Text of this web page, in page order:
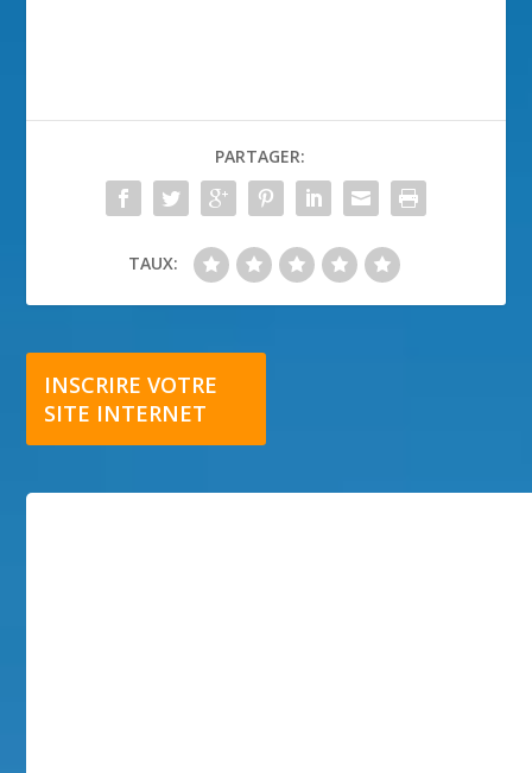
PARTAGER:
TAUX:
INSCRIRE VOTRE
SITE INTERNET